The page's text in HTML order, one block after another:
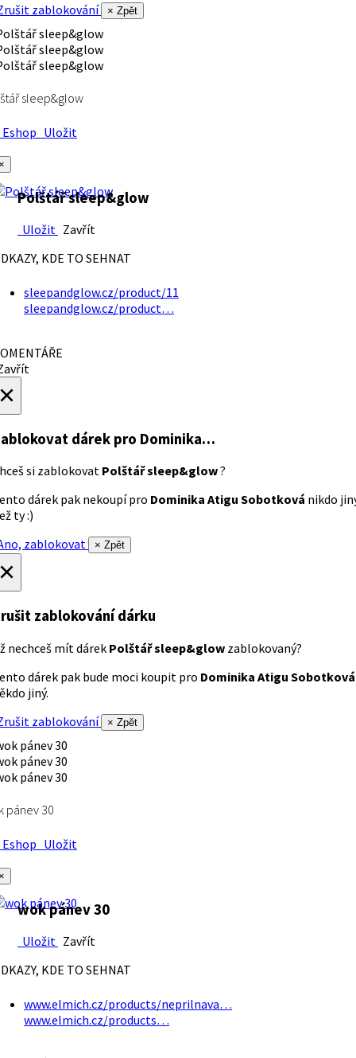
zablokování
× Zpět
sleep&glow
Uložit
Polštář sleep&glow
Uložit Zavřít
KDE TO SEHNAT
sleepandglow.cz/product/11
sleepandglow.cz/product…
dárek pro Dominika…
si zablokovat Polštář sleep&glow?
dárek pak nekoupí pro Dominika Atigu Sobotková nikdo
ty :)
zablokovat
× Zpět
zablokování dárku
nechceš mít dárek Polštář sleep&glow zablokovaný?
dárek pak bude moci koupit pro Dominika Atigu Sobotková
jiný.
zablokování
× Zpět
pánev 30
Uložit
wok pánev 30
Uložit Zavřít
KDE TO SEHNAT
www.elmich.cz/products/neprilnava…
www.elmich.cz/products…